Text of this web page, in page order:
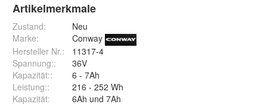
Artikelmerkmale
Zustand:
Neu
Marke:
Conway
Hersteller Nr.:
11317-4
Spannung::
36V
Kapazität::
6 - 7Ah
Leistung::
216 - 252 Wh
Kapazität: 6Ah und 7Ah